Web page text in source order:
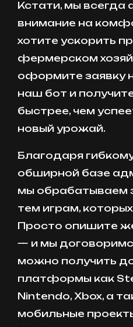
Кстати, мы всегда
внимание на
хотите ускорить
фермерском
оформите заявку
наш бот и
быстрее, чем
новый урожай.
Благодаря
обширной базе
мы обрабатываем
тем играм,
Просто опишите
— и мы
можно получить
платформы как
Nintendo, Xbox, а
мобильные